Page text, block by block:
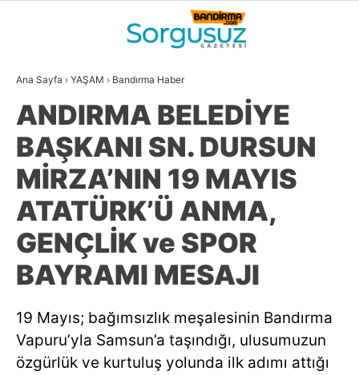
WhatsApp İhbar
Hattı
20.4
BALIKESIR
GALERİ VİDEO YAZARLAR
DÜNYA
EĞİTİM
DİĞER
Ana Sayfa › YAŞAM › Bandırma Haber
ANDIRMA BELEDİYE
BAŞKANI SN. DURSUN
MİRZA’NIN 19 MAYIS
ATATÜRK’Ü ANMA,
GENÇLİK ve SPOR
BAYRAMI MESAJI
19 Mayıs; bağımsızlık meşalesinin Bandırma
Vapuru’yla Samsun’a taşındığı, ulusumuzun
özgürlük ve kurtuluş yolunda ilk adımı attığı